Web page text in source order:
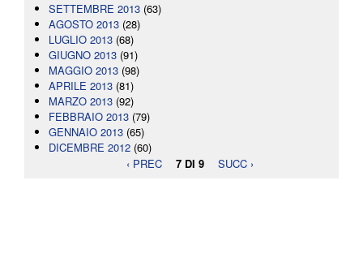
SETTEMBRE 2013 (63)
AGOSTO 2013 (28)
LUGLIO 2013 (68)
GIUGNO 2013 (91)
MAGGIO 2013 (98)
APRILE 2013 (81)
MARZO 2013 (92)
FEBBRAIO 2013 (79)
GENNAIO 2013 (65)
DICEMBRE 2012 (60)
‹ PREC
7 DI 9 SUCC ›